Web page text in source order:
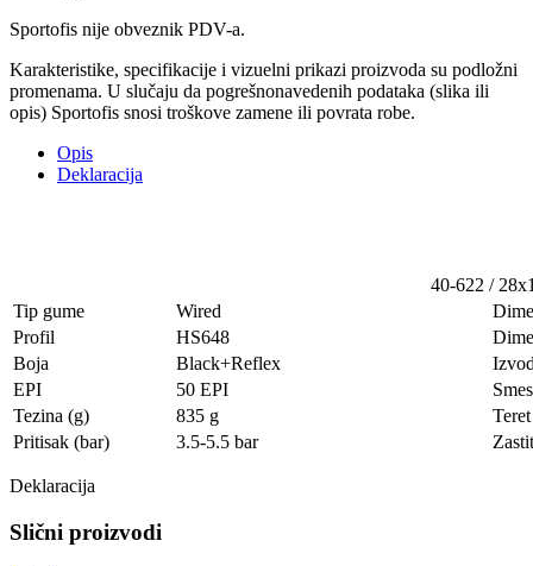
Sportofis nije obveznik PDV-a.
Karakteristike, specifikacije i vizuelni prikazi proizvoda su podložni
promenama. U slučaju da pogrešnonavedenih podataka (slika ili
opis) Sportofis snosi troškove zamene ili povrata robe.
Opis
Deklaracija
40-622 /
Tip gume
Wired
Profil
HS648
Boja
Black+Reflex
EPI
50 EPI
Tezina (g)
835 g
Pritisak (bar)
3.5-5.5 bar
Deklaracija
Slični proizvodi